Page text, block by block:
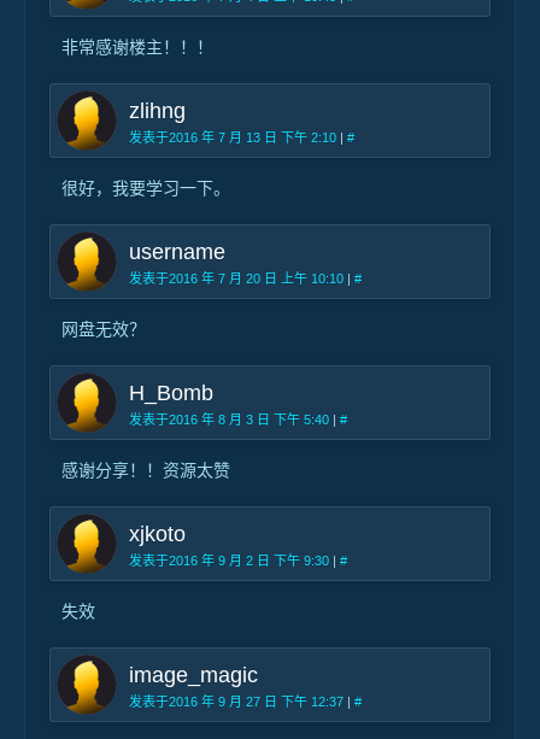
非常感谢楼主！！！
zlihng
发表于2016 年 7 月 13 日 下午 2:10 | #
很好，我要学习一下。
username
发表于2016 年 7 月 20 日 上午 10:10 | #
网盘无效？
H_Bomb
发表于2016 年 8 月 3 日 下午 5:40 | #
感谢分享！！资源太赞
xjkoto
发表于2016 年 9 月 2 日 下午 9:30 | #
失效
image_magic
发表于2016 年 9 月 27 日 下午 12:37 | #